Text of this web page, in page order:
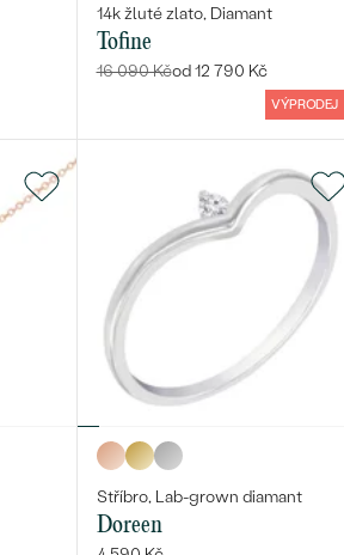
14k žluté zlato, Diamant
Tofine
16 090 Kčod 12 790 Kč
VÝPRODEJ
Stříbro, Lab-grown diamant
Doreen